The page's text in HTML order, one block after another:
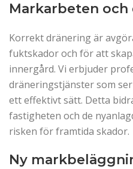
Markarbeten och
Korrekt dränering är
fuktskador och för att
innergård. Vi erbjuder
dräneringstjänster som
ett effektivt sätt. Detta
fastigheten och de
risken för framtida skador.
Ny